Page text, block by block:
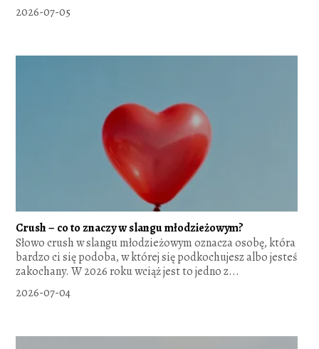
2026-07-05
Crush – co to znaczy w slangu młodzieżowym?
Słowo crush w slangu młodzieżowym oznacza osobę, która
bardzo ci się podoba, w której się podkochujesz albo jesteś
zakochany. W 2026 roku wciąż jest to jedno z...
2026-07-04